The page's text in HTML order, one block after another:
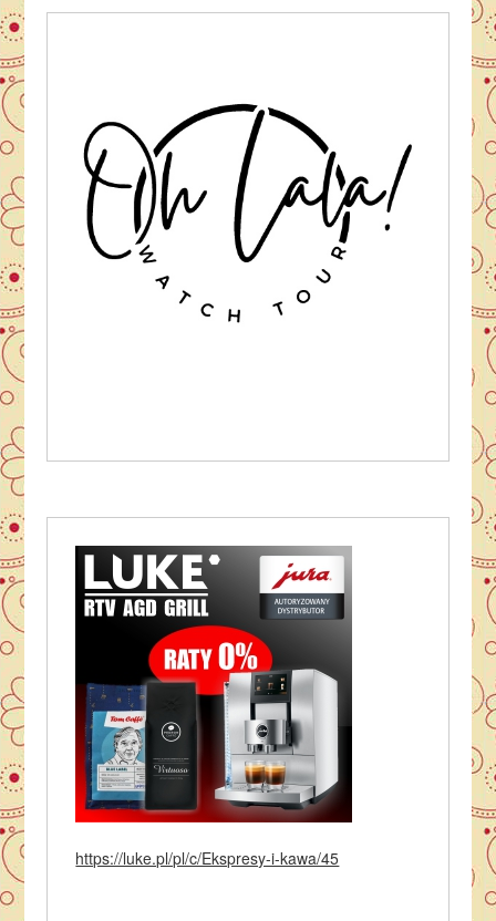
https://luke.pl/pl/c/Ekspresy-i-kawa/45